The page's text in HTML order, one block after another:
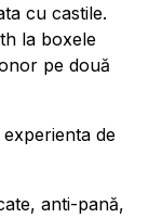
cu castile.
la boxele
pe două
de
anti-pană,